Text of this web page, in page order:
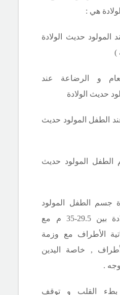
هي :
المولود حديث الولادة
)
و الرضاعة عند
حديث الولادة
الطفل المولود حديث
الطفل المولود حديث
جسم الطفل المولود
حديث الولادة بين 29.5-35 م مع
الأطراف مع وزمة
, خاصة اليدين
.
القلب و توقف